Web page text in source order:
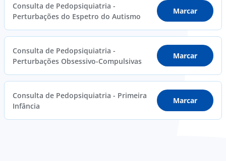
Consulta de Pedopsiquiatria -
Perturbações do Espetro do Autismo
Marcar
Consulta de Pedopsiquiatria -
Perturbações Obsessivo-Compulsivas
Marcar
Consulta de Pedopsiquiatria - Primeira
Infância
Marcar